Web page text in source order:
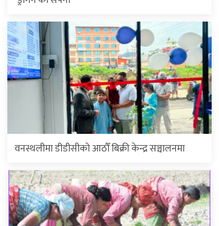
वनस्थलीमा डीडीसीको आठौँ बिक्री केन्द्र सञ्चालनमा